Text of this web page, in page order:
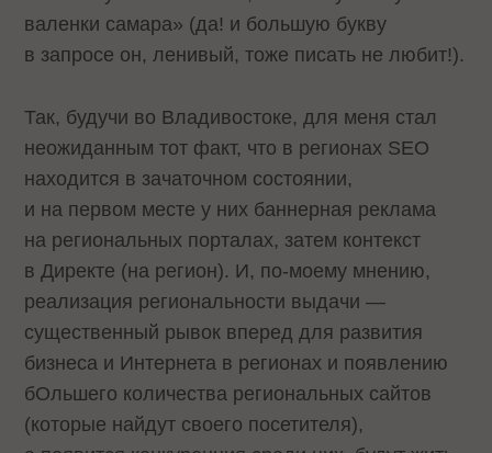
валенки самара» (да! и большую букву
в запросе он, ленивый, тоже писать не любит!).
Так, будучи во Владивостоке, для меня стал
неожиданным тот факт, что в регионах SEO
находится в зачаточном состоянии,
и на первом месте у них баннерная реклама
на региональных порталах, затем контекст
в Директе (на регион). И, по-моему мнению,
реализация региональности выдачи —
существенный рывок вперед для развития
бизнеса и Интернета в регионах и появлению
бОльшего количества региональных сайтов
(которые найдут своего посетителя),